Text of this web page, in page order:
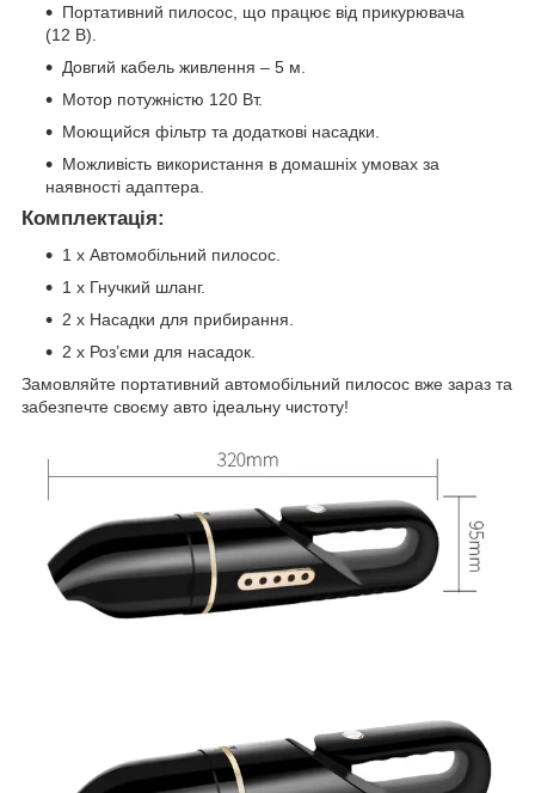
Портативний пилосос, що працює від прикурювача
(12 В).
Довгий кабель живлення – 5 м.
Мотор потужністю 120 Вт.
Моющийся фільтр та додаткові насадки.
Можливість використання в домашніх умовах за
наявності адаптера.
Комплектація:
1 х Автомобільний пилосос.
1 х Гнучкий шланг.
2 х Насадки для прибирання.
2 х Роз’єми для насадок.
Замовляйте портативний автомобільний пилосос вже зараз та
забезпечте своєму авто ідеальну чистоту!